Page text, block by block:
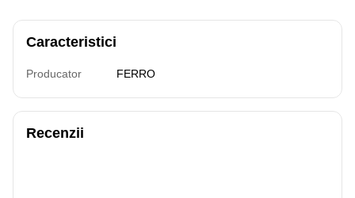
Caracteristici
Producator FERRO
Recenzii